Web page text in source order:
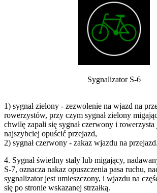
Sygnalizator S-6
1) sygnał zielony - zezwolenie na wjazd na
rowerzystów, przy czym sygnał zielony
chwilę zapali się sygnał czerwony i
najszybciej opuścić przejazd,
2) sygnał czerwony - zakaz wjazdu na przejazd.
4. Sygnał świetlny stały lub migający,
S-7, oznacza nakaz opuszczenia pasa ruchu,
sygnalizator jest umieszczony, i wjazdu na
się po stronie wskazanej strzałką.